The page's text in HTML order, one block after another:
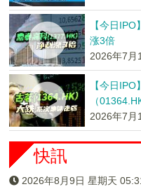
【今日
涨3倍
2026年7月
【今日
（
2026年7月
快訊
2026年8月9日 星期天